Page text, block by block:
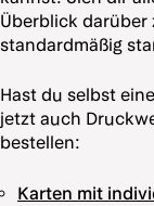
Überblick
standardmäßig
Hast du selbst
jetzt auch
bestellen:
Karten mit